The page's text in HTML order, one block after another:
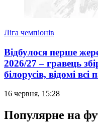
Ліга чемпіонів
Відбулося перше
2026/27 – гравець
білорусів, відомі всі
16 червня, 15:28
Популярне на